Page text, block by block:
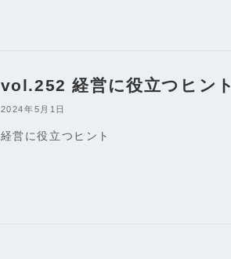
vol.252 経営に役立つヒント
2024年5月1日
経営に役立つヒント